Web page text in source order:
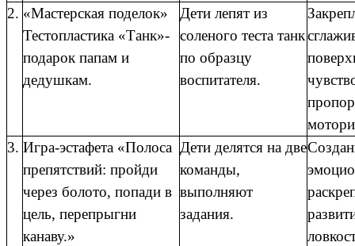
2. «Мастерская поделок»
Тестопластика «Танк»-
подарок папам и
дедушкам.
Дети лепят из
соленого теста танк
по образцу
воспитателя.
3. Игра-эстафета «Полоса
препятствий: пройди
через болото, попади в
цель, перепрыгни
канаву.»
Дети делятся на две
команды,
выполняют
задания.